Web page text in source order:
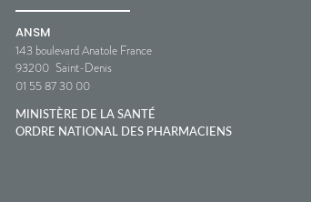
ANSM
143 boulevard Anatole France
93200 Saint-Denis
01 55 87 30 00
MINISTÈRE DE LA SANTÉ
ORDRE NATIONAL DES PHARMACIENS